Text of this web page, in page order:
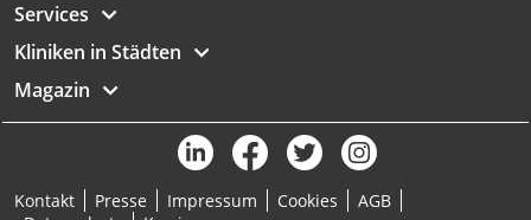
Services
Kliniken in Städten
Magazin
Kontakt Presse Impressum Cookies
AGB